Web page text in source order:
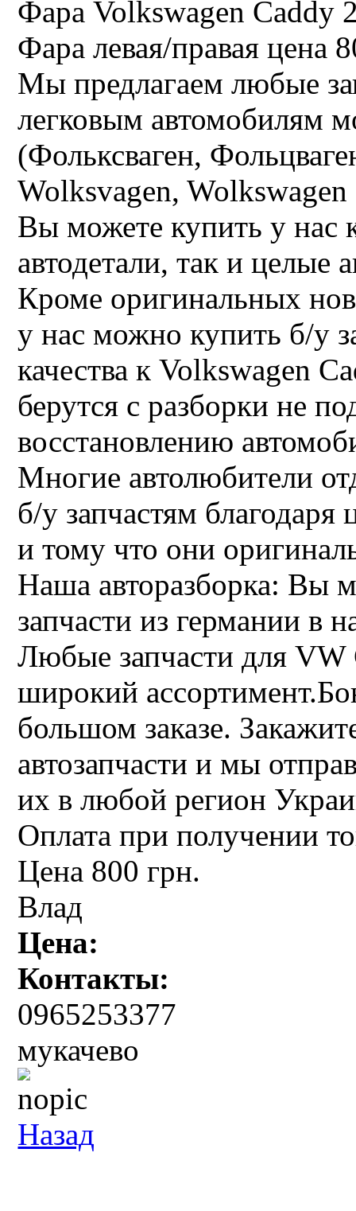
Фара Volkswagen Caddy
Фара левая/правая цена
Мы предлагаем любые
легковым автомобилям
(Фольксваген,
Wolksvagen,
Вы можете купить у нас
автодетали, так и целые
Кроме оригинальных
у нас можно купить б/у
качества к Volkswagen
берутся с разборки не
восстановлению
Многие автолюбители
б/у запчастям благодаря
и тому что они
Наша авторазборка: Вы
запчасти из германии в
Любые запчасти для
широкий
большом заказе.
автозапчасти и мы
их в любой регион
Оплата при получении
Цена 800 грн.
Влад
Цена:
Контакты:
0965253377
мукачево
Назад